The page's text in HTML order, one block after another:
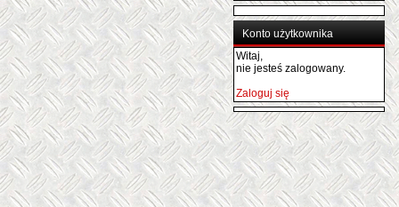
Konto użytkownika
Witaj,
nie jesteś zalogowany.
Zaloguj się